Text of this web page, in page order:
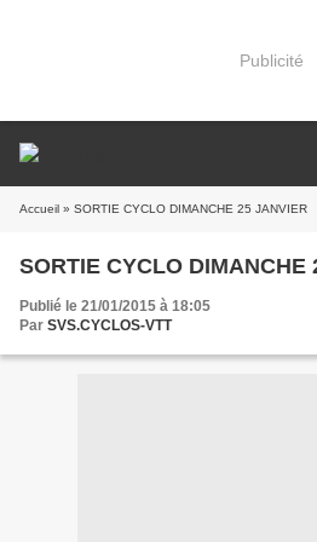
Publicité
Accueil » SORTIE CYCLO DIMANCHE 25 JANVIER
SORTIE CYCLO DIMANCHE
Publié le 21/01/2015 à 18:05
Par SVS.CYCLOS-VTT